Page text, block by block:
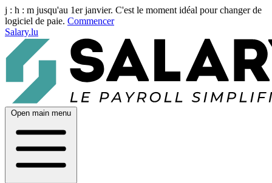
j : h : m jusqu'au 1er janvier. C'est le moment idéal pour changer de
logiciel de paie. Commencer
Salary.lu
Open main menu